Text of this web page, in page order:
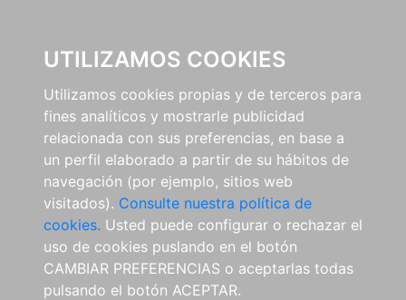
UTILIZAMOS COOKIES
Utilizamos cookies propias y de terceros para
fines analíticos y mostrarle publicidad
relacionada con sus preferencias, en base a
un perfil elaborado a partir de su hábitos de
navegación (por ejemplo, sitios web
visitados). Consulte nuestra política de
cookies. Usted puede configurar o rechazar el
uso de cookies puslando en el botón
CAMBIAR PREFERENCIAS o aceptarlas todas
pulsando el botón ACEPTAR.